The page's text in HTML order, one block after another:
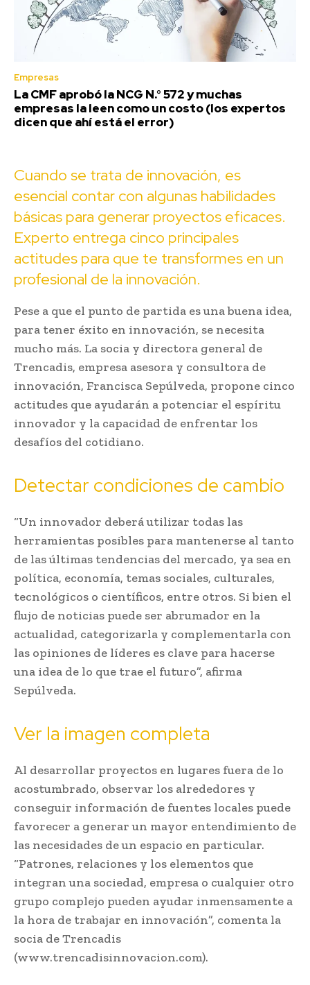
Empresas
La CMF aprobó la NCG N.° 572 y muchas
empresas la leen como un costo (los expertos
dicen que ahí está el error)
Cuando se trata de innovación, es
esencial contar con algunas habilidades
básicas para generar proyectos eficaces.
Experto entrega cinco principales
actitudes para que te transformes en un
profesional de la innovación.
Pese a que el punto de partida es una buena idea,
para tener éxito en innovación, se necesita
mucho más. La socia y directora general de
Trencadis, empresa asesora y consultora de
innovación, Francisca Sepúlveda, propone cinco
actitudes que ayudarán a potenciar el espíritu
innovador y la capacidad de enfrentar los
desafíos del cotidiano.
Detectar condiciones de cambio
“Un innovador deberá utilizar todas las
herramientas posibles para mantenerse al tanto
de las últimas tendencias del mercado, ya sea en
política, economía, temas sociales, culturales,
tecnológicos o científicos, entre otros. Si bien el
flujo de noticias puede ser abrumador en la
actualidad, categorizarla y complementarla con
las opiniones de líderes es clave para hacerse
una idea de lo que trae el futuro”, afirma
Sepúlveda.
Ver la imagen completa
Al desarrollar proyectos en lugares fuera de lo
acostumbrado, observar los alrededores y
conseguir información de fuentes locales puede
favorecer a generar un mayor entendimiento de
las necesidades de un espacio en particular.
“Patrones, relaciones y los elementos que
integran una sociedad, empresa o cualquier otro
grupo complejo pueden ayudar inmensamente a
la hora de trabajar en innovación”, comenta la
socia de Trencadis
(www.trencadisinnovacion.com).